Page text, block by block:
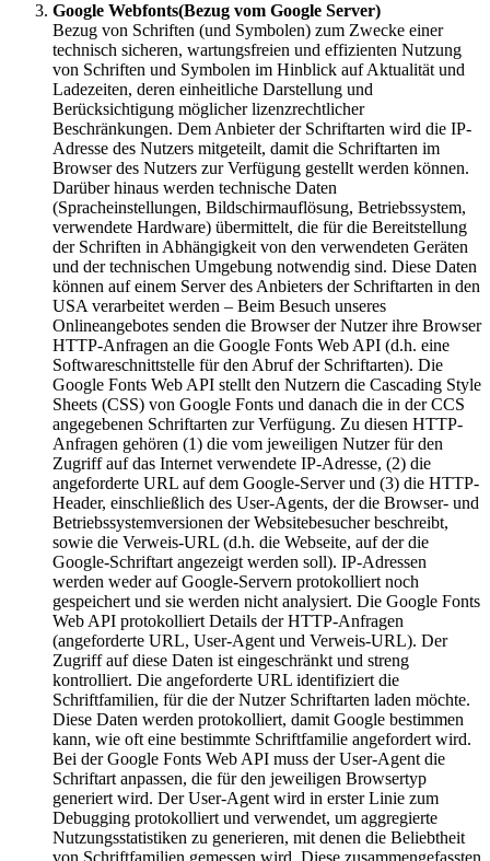
Google Webfonts(Bezug vom Google Server)
Bezug von Schriften (und Symbolen) zum Zwecke einer
technisch sicheren, wartungsfreien und effizienten Nutzung
von Schriften und Symbolen im Hinblick auf Aktualität und
Ladezeiten, deren einheitliche Darstellung und
Berücksichtigung möglicher lizenzrechtlicher
Beschränkungen. Dem Anbieter der Schriftarten wird die IP-
Adresse des Nutzers mitgeteilt, damit die Schriftarten im
Browser des Nutzers zur Verfügung gestellt werden können.
Darüber hinaus werden technische Daten
(Spracheinstellungen, Bildschirmauflösung, Betriebssystem,
verwendete Hardware) übermittelt, die für die Bereitstellung
der Schriften in Abhängigkeit von den verwendeten Geräten
und der technischen Umgebung notwendig sind. Diese Daten
können auf einem Server des Anbieters der Schriftarten in den
USA verarbeitet werden – Beim Besuch unseres
Onlineangebotes senden die Browser der Nutzer ihre Browser
HTTP-Anfragen an die Google Fonts Web API (d.h. eine
Softwareschnittstelle für den Abruf der Schriftarten). Die
Google Fonts Web API stellt den Nutzern die Cascading Style
Sheets (CSS) von Google Fonts und danach die in der CCS
angegebenen Schriftarten zur Verfügung. Zu diesen HTTP-
Anfragen gehören (1) die vom jeweiligen Nutzer für den
Zugriff auf das Internet verwendete IP-Adresse, (2) die
angeforderte URL auf dem Google-Server und (3) die HTTP-
Header, einschließlich des User-Agents, der die Browser- und
Betriebssystemversionen der Websitebesucher beschreibt,
sowie die Verweis-URL (d.h. die Webseite, auf der die
Google-Schriftart angezeigt werden soll). IP-Adressen
werden weder auf Google-Servern protokolliert noch
gespeichert und sie werden nicht analysiert. Die Google Fonts
Web API protokolliert Details der HTTP-Anfragen
(angeforderte URL, User-Agent und Verweis-URL). Der
Zugriff auf diese Daten ist eingeschränkt und streng
kontrolliert. Die angeforderte URL identifiziert die
Schriftfamilien, für die der Nutzer Schriftarten laden möchte.
Diese Daten werden protokolliert, damit Google bestimmen
kann, wie oft eine bestimmte Schriftfamilie angefordert wird.
Bei der Google Fonts Web API muss der User-Agent die
Schriftart anpassen, die für den jeweiligen Browsertyp
generiert wird. Der User-Agent wird in erster Linie zum
Debugging protokolliert und verwendet, um aggregierte
Nutzungsstatistiken zu generieren, mit denen die Beliebtheit
von Schriftfamilien gemessen wird. Diese zusammengefassten